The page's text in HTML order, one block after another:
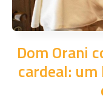
Dom Orani
cardeal: